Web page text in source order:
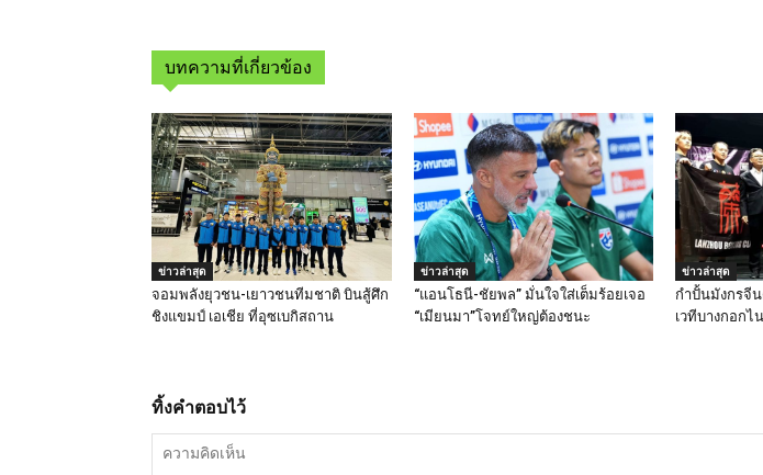
บทความที่เกี่ยวข้อง
ข่าวล่าสุด
จอมพลังยุวชน-เยาวชนทีมชาติ บินสู้ศึก
ชิงแขมป์ เอเชีย ที่อุซเบกิสถาน
ข่าวล่าสุด
“แอนโธนี-ชัยพล” มั่นใจใส่เต็มร้อยเจอ
“เมียนมา”โจทย์ใหญ่ต้องชนะ
ข่าวล่าสุด
กำปั้นมังกรจี
เวทีบางกอกไ
ทิ้งคำตอบไว้